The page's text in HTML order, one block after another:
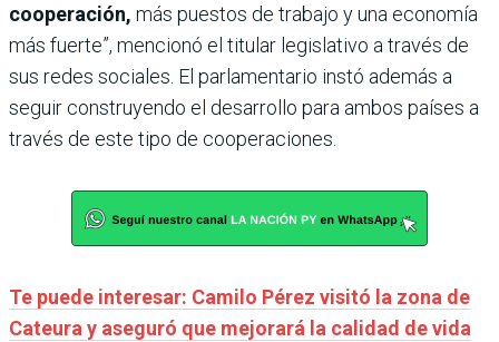
cooperación, más puestos de trabajo y una economía
más fuerte”, mencionó el titular legislativo a través de
sus redes sociales. El parlamentario instó además a
seguir construyendo el desarrollo para ambos países a
través de este tipo de cooperaciones.
Te puede interesar: Camilo Pérez visitó la zona de
Cateura y aseguró que mejorará la calidad de vida